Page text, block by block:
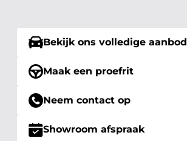
Bekijk ons volledige aanbod
Maak een proefrit
Neem contact op
Showroom afspraak